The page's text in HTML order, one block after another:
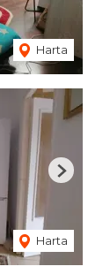
Harta
Harta
Next